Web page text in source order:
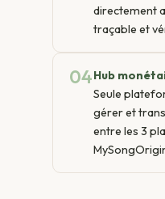
directement
traçable et
04Hub
Seule
gérer et
entre les 3